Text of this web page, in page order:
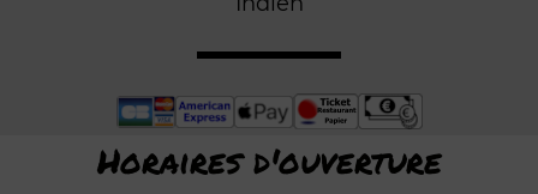
Horaires d'ouverture